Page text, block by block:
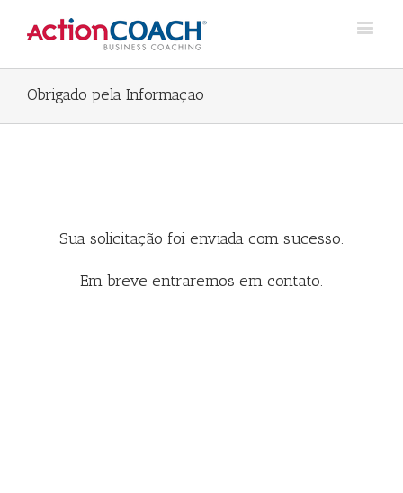
Obrigado pela Informaçao
Sua solicitação foi enviada com sucesso.
Em breve entraremos em contato.